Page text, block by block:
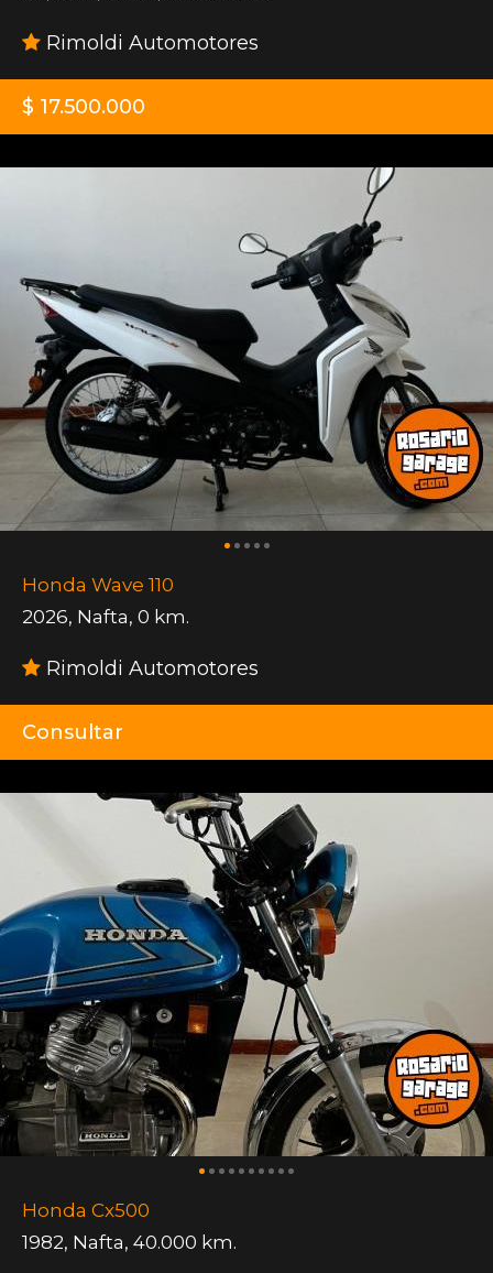
Rimoldi Automotores
$ 17.500.000
Honda Wave 110
2026, Nafta, 0 km.
Rimoldi Automotores
Consultar
Honda Cx500
1982, Nafta, 40.000 km.